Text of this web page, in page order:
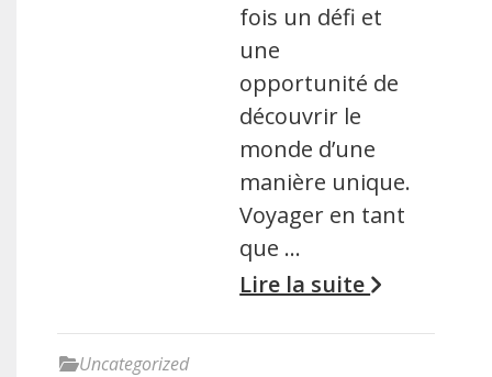
fois un défi et
une
opportunité de
découvrir le
monde d’une
manière unique.
Voyager en tant
que …
Lire la suite
Uncategorized